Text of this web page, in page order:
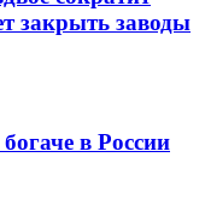
закрыть заводы
в России